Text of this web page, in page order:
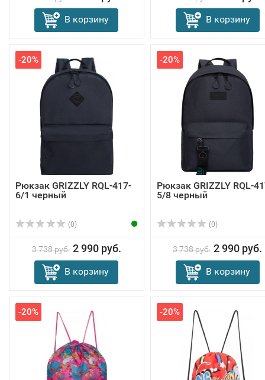
В корзину В корзину
-20%
Рюкзак GRIZZLY RQL-417-
6/1 черный
(0)
3 738 руб. 2 990 руб.
В корзину
-20%
Рюкзак GRIZZLY RQL-
5/8 черный
(0)
3 738 руб. 2 990 руб.
В корзину
-20% -20%